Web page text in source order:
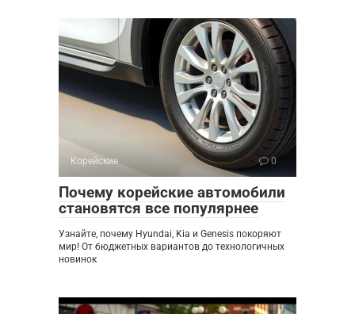
Корейские 0
Почему корейские автомобили
становятся все популярнее
Узнайте, почему Hyundai, Kia и Genesis покоряют
мир! От бюджетных вариантов до технологичных
новинок